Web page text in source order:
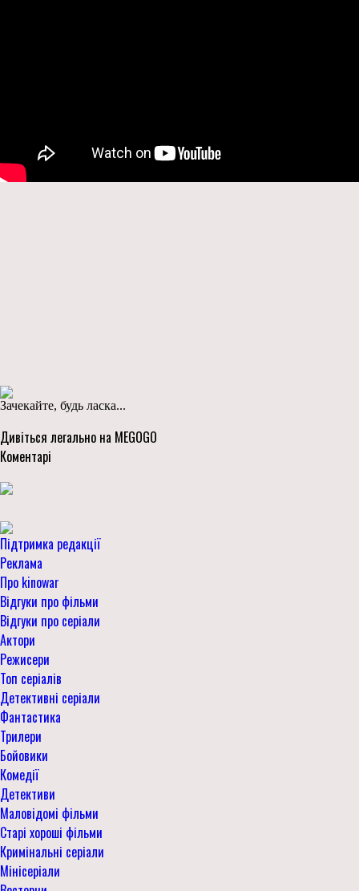
Зачекайте, будь ласка...
Дивіться легально на MEGOGO
Коментарі
Підтримка редакції
Реклама
Про kinowar
Відгуки про фільми
Відгуки про серіали
Актори
Режисери
Топ серіалів
Детективні серіали
Фантастика
Трилери
Бойовики
Комедії
Детективи
Маловідомі фільми
Старі хороші фільми
Кримінальні серіали
Мінісеріали